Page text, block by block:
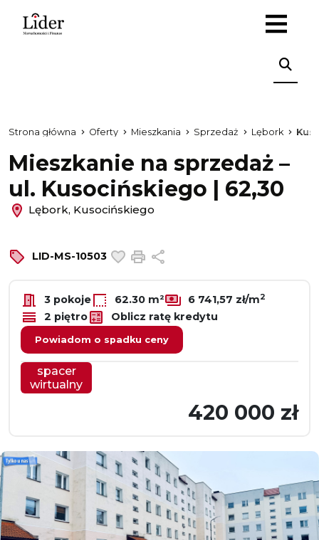
Strona główna Oferty Mieszkania Sprzedaż Lębork
Mieszkanie na sprzedaż –
ul. Kusocińskiego | 62,30
Lębork, Kusocińskiego
LID-MS-10503 Dodaj do ulubionych
Drukuj
3 pokoje 62.30 m² 6 741,57 zł/m2
2 piętro Oblicz ratę kredytu
Powiadom o spadku ceny
spacer
wirtualny
420 000 zł